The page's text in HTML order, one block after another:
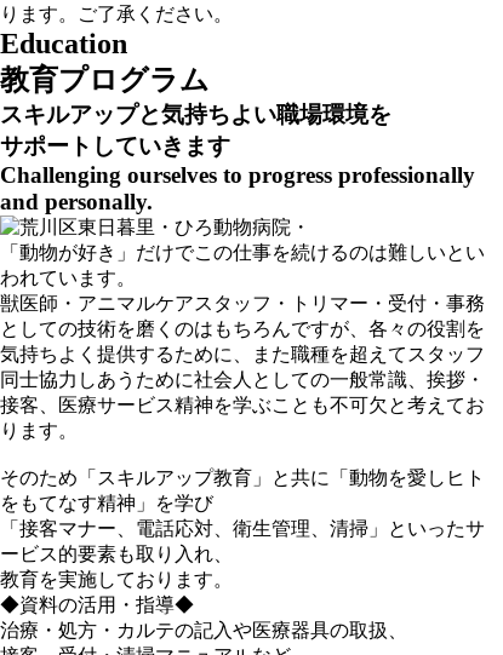
ります。ご了承ください。
Education
教育プログラム
スキルアップと気持ちよい職場環境を
サポートしていきます
Challenging ourselves to progress professionally
and personally.
「動物が好き」だけでこの仕事を続けるのは難しいとい
われています。
獣医師・アニマルケアスタッフ・トリマー・受付・事務
としての技術を磨くのはもちろんですが、各々の役割を
気持ちよく提供するために、また職種を超えてスタッフ
同士協力しあうために社会人としての一般常識、挨拶・
接客、医療サービス精神を学ぶことも不可欠と考えてお
ります。
そのため「スキルアップ教育」と共に「動物を愛しヒト
をもてなす精神」を学び
「接客マナー、電話応対、衛生管理、清掃」といったサ
ービス的要素も取り入れ、
教育を実施しております。
◆資料の活用・指導◆
治療・処方・カルテの記入や医療器具の取扱、